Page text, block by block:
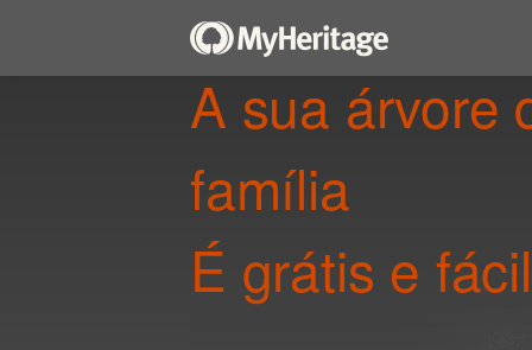
A sua árvore
família
É grátis e